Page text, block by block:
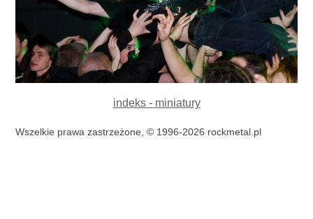
indeks - miniatury
Wszelkie prawa zastrzeżone, © 1996-2026 rockmetal.pl